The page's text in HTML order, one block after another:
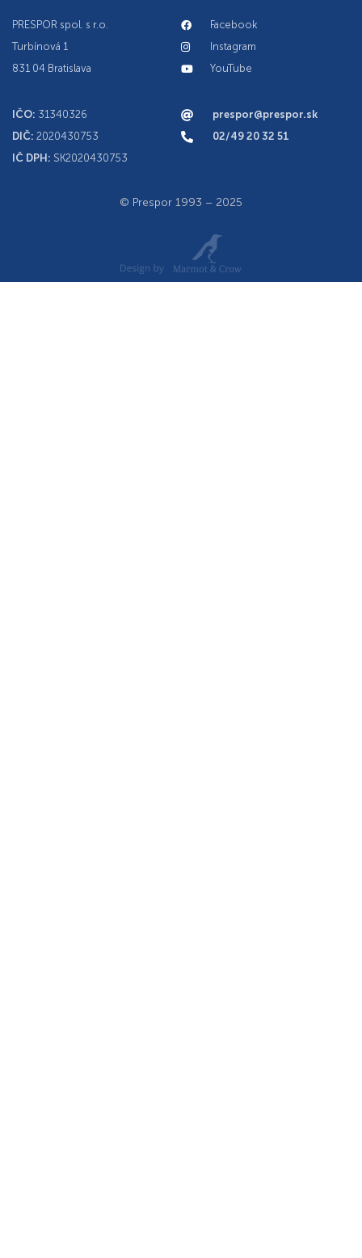
PRESPOR spol. s r.o.
Turbínová 1
831 04 Bratislava
IČO: 31340326
DIČ: 2020430753
IČ DPH: SK2020430753
Facebook
Instagram
YouTube
prespor@prespor.sk
02/49 20 32 51
© Prespor 1993 – 2025